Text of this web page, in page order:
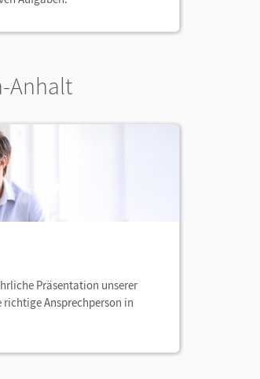
Anhalt
Präsentation unserer
Ansprechperson in